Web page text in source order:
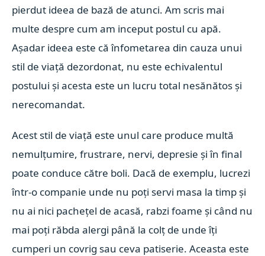
pierdut ideea de bază de atunci. Am scris mai
multe despre cum am inceput postul cu apă.
Așadar ideea este că înfometarea din cauza unui
stil de viață dezordonat, nu este echivalentul
postului și acesta este un lucru total nesănătos și
nerecomandat.
Acest stil de viață este unul care produce multă
nemulțumire, frustrare, nervi, depresie și în final
poate conduce către boli. Dacă de exemplu, lucrezi
într-o companie unde nu poți servi masa la timp și
nu ai nici pachețel de acasă, rabzi foame și când nu
mai poți răbda alergi până la colț de unde îți
cumperi un covrig sau ceva patiserie. Aceasta este